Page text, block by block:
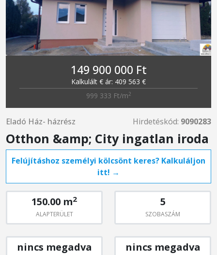
149 900 000 Ft
Kalkulált € ár: 409 563 €
999 333 Ft/m2
Eladó Ház- házrész Hirdetéskód: 9090283
Otthon &amp; City ingatlan iroda
Felújításhoz személyi kölcsönt keres? Kalkuláljon
itt! →
150.00 m2
ALAPTERÜLET
5
SZOBASZÁM
nincs megadva nincs megadva